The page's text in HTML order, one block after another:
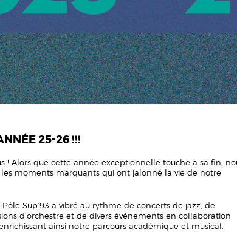
25-26 !!!
! Alors que cette année exceptionnelle touche à sa fin,
les moments marquants qui ont jalonné la vie de notre
Sup’93 a vibré au rythme de concerts de jazz, de
d’orchestre et de divers événements en collaboration
ainsi notre parcours académique et musical.